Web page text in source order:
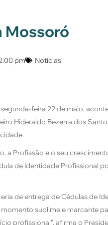
Mossoró
pm Notícias
feira 22 de maio,
Hideraldo Bezerra dos
a Profissão e o seu
de Identidade Profissional
de entrega de Cédulas de
momento sublime e marcante
profissional”, afirma o